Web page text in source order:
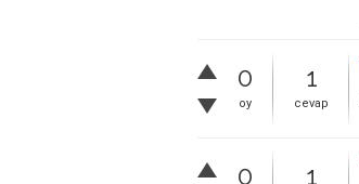
0
oy
1
cevap
0 1